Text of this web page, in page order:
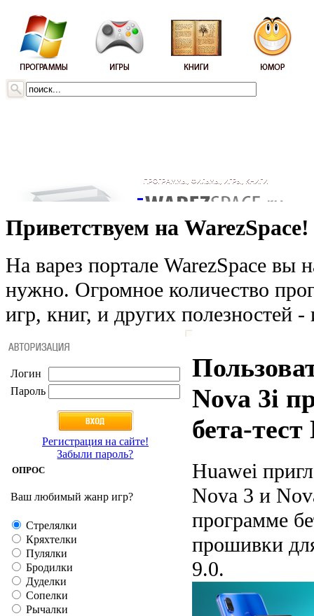
Приветствуем на WarezSpace!
На варез портале WarezSpace вы
нужно. Огромное количество
игр, книг, и других полезностей
Логин
Пароль
Регистрация на сайте!
Забыли пароль?
ОПРОС
Ваш любимый жанр игр?
Стрелялки
Кряхтелки
Пулялки
Бродилки
Дуделки
Сопелки
Рычалки
Nova 3i
бета-
Huawei
Nova 3 и
программе
прошивки
9.0.